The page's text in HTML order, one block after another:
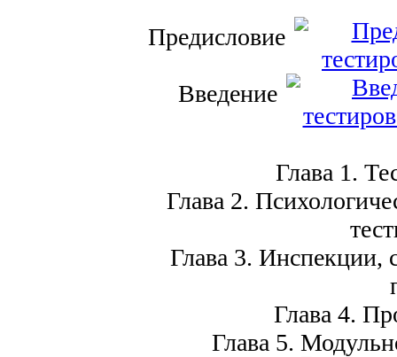
Предисловие
Введение
Глава 1.
Глава 2.
Глава 3. Инспекции,
Глава 4.
Глава 5.